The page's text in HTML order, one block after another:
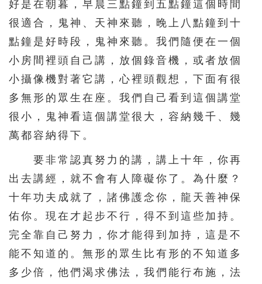
601 602 603 604 605
606 607 608 609 610
611 612 613 614 615
616 617 618 619 620
626 627
636 637 638 639 640
641 642 643 644
好是在朝暮，早晨三點鐘到五點鐘這個時間
很適合，鬼神、天神來聽，晚上八點鐘到十
點鐘是好時段，鬼神來聽。我們隨便在一個
小房間裡頭自己講，放個錄音機，或者放個
小攝像機對著它講，心裡頭觀想，下面有很
多無形的眾生在座。我們自己看到這個講堂
很小，鬼神看這個講堂很大，容納幾千、幾
萬都容納得下。
要非常認真努力的講，講上十年，你再
出去講經，就不會有人障礙你了。為什麼？
十年功夫成就了，諸佛護念你，龍天善神保
佑你。現在才起步不行，得不到這些加持。
完全靠自己努力，你才能得到加持，這是不
能不知道的。無形的眾生比有形的不知道多
多少倍，他們渴求佛法，我們能行布施，法